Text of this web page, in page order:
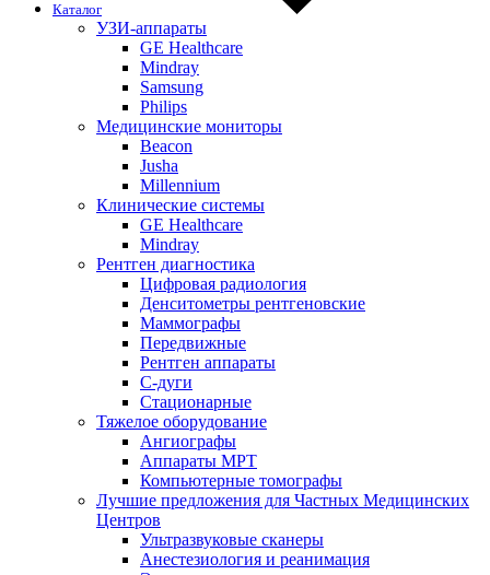
Каталог
УЗИ-аппараты
GE Healthcare
Mindray
Samsung
Philips
Медицинские мониторы
Beacon
Jusha
Millennium
Клинические системы
GE Healthcare
Mindray
Рентген диагностика
Цифровая радиология
Денситометры рентгеновские
Маммографы
Передвижные
Рентген аппараты
С-дуги
Стационарные
Тяжелое оборудование
Ангиографы
Аппараты МРТ
Компьютерные томографы
Лучшие предложения для Частных Медицинских
Центров
Ультразвуковые сканеры
Анестезиология и реанимация